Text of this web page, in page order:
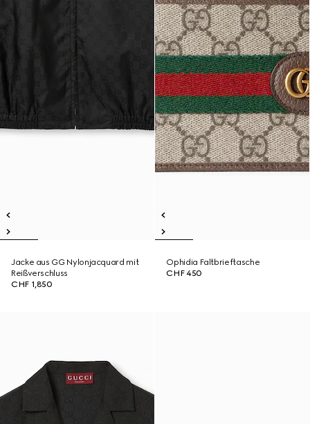
Jacke aus GG Nylonjacquard mit
Reißverschluss
CHF 1,850
Ophidia Faltbrieftasche
CHF 450